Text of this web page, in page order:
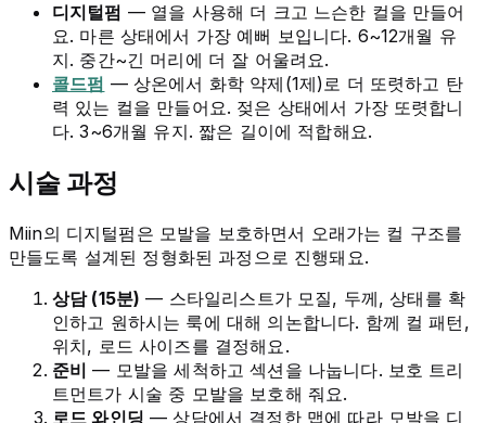
디지털펌 — 열을 사용해 더 크고 느슨한 컬을 만들어
요. 마른 상태에서 가장 예뻐 보입니다. 6~12개월 유
지. 중간~긴 머리에 더 잘 어울려요.
콜드펌 — 상온에서 화학 약제(1제)로 더 또렷하고 탄
력 있는 컬을 만들어요. 젖은 상태에서 가장 또렷합니
다. 3~6개월 유지. 짧은 길이에 적합해요.
시술 과정
Miin의 디지털펌은 모발을 보호하면서 오래가는 컬 구조를
만들도록 설계된 정형화된 과정으로 진행돼요.
상담 (15분) — 스타일리스트가 모질, 두께, 상태를 확
인하고 원하시는 룩에 대해 의논합니다. 함께 컬 패턴,
위치, 로드 사이즈를 결정해요.
준비 — 모발을 세척하고 섹션을 나눕니다. 보호 트리
트먼트가 시술 중 모발을 보호해 줘요.
로드 와인딩 — 상담에서 결정한 맵에 따라 모발을 디